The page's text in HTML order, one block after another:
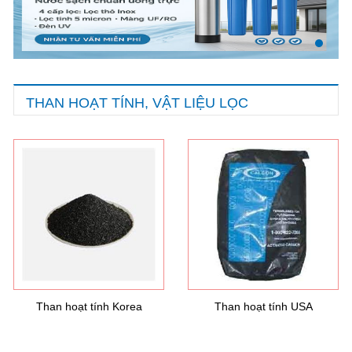
THAN HOẠT TÍNH, VẬT LIỆU LỌC
Than hoạt tính Korea Than hoạt tính USA